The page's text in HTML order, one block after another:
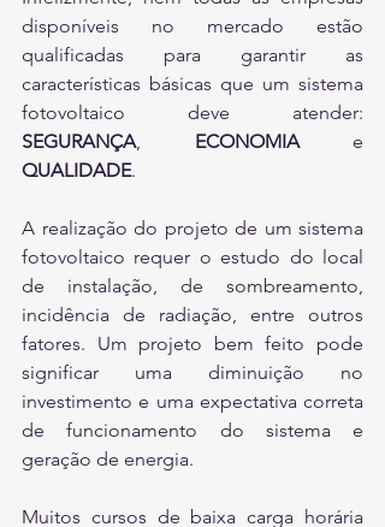
disponíveis no mercado estão
qualificadas para garantir as
características básicas que um sistema
SEGURANÇA, ECONOMIA
QUALIDADE.
A realização do projeto de um sistema
fotovoltaico requer o estudo do local
de instalação, de sombreamento,
incidência de radiação, entre outros
fatores. Um projeto bem feito pode
significar uma diminuição no
investimento e uma expectativa correta
de funcionamento do sistema e
geração de energia.
Muitos cursos de baixa carga horária